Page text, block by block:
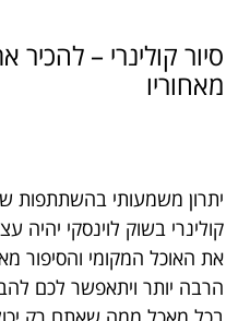
סיור קולינרי – להכיר
מאחוריו
יתרון משמעותי בהשתתפות
קולינרי בשוק לוינסקי יהיה
את האוכל המקומי והסיפור
הרבה יותר ויתאפשר לכם